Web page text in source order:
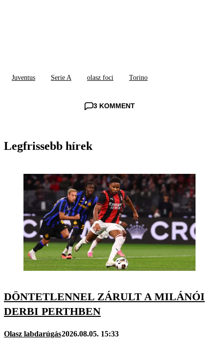
Juventus Serie A olasz foci Torino
3 KOMMENT
Legfrissebb hírek
DÖNTETLENNEL ZÁRULT A MILÁNÓI
DERBI PERTHBEN
Olasz labdarúgás2026.08.05. 15:33